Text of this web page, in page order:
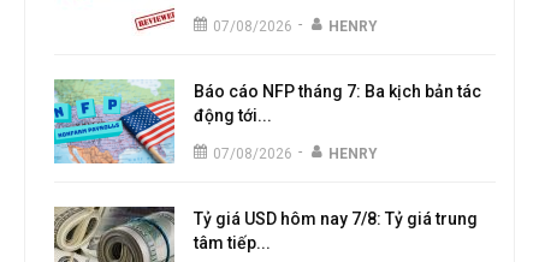
07/08/2026 - HENRY
Báo cáo NFP tháng 7: Ba kịch bản tác
động tới...
07/08/2026 - HENRY
Tỷ giá USD hôm nay 7/8: Tỷ giá trung
tâm tiếp...